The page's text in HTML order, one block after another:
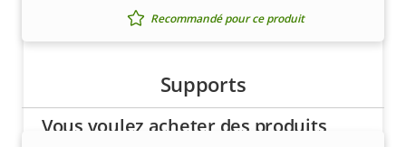
Recommandé pour ce produit
Supports
Vous voulez acheter des produits